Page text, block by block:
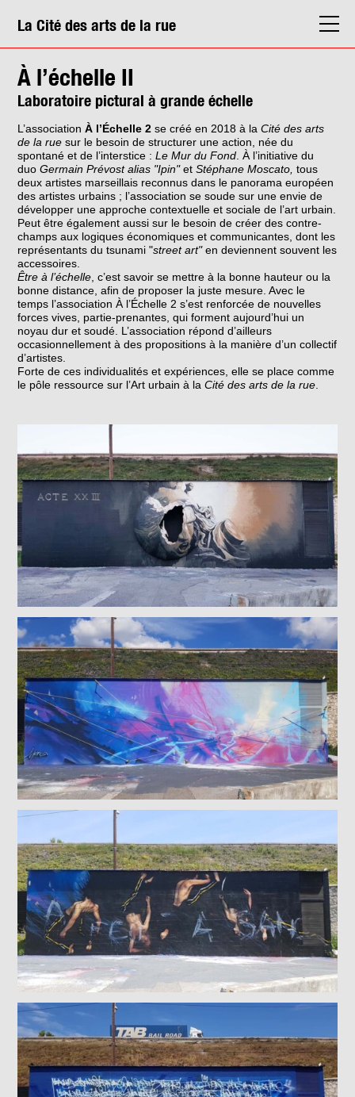
La Cité
Agenda
Actions & médiation
Structures
Info. pratiques
La Cité des arts de la rue
À l’échelle II
Laboratoire pictural à grande échelle
L’associationÀ l’Échelle 2 se créé en 2018 à la Cité des arts
de la rue sur le besoin de structurer une action, née du
spontané et de l’interstice :Le Mur du Fond. À l’initiative du
duo Germain Prévost alias "Ipin" et Stéphane Moscato, tous
deux artistes marseillais reconnus dans le panorama européen
des artistes urbains ; l’association se soude sur une envie de
développer une approche contextuelle et sociale de l’art urbain.
Peut être également aussi sur le besoin de créer des contre-
champs aux logiques économiques et communicantes, dont les
représentants du tsunami "street art"en deviennent souvent les
accessoires.
Être à l’échelle, c’est savoir se mettre à la bonne hauteur ou la
bonne distance, afin de proposer la juste mesure. Avec le
temps l’association À l’Échelle 2 s’est renforcée de nouvelles
forces vives, partie-prenantes, qui forment aujourd’hui un
noyau dur et soudé. L’association répond d’ailleurs
occasionnellement à des propositions à la manière d’un collectif
d’artistes.
Forte de ces individualités et expériences, elle se place comme
le pôle ressource sur l’Art urbain à la Cité des arts de la rue.